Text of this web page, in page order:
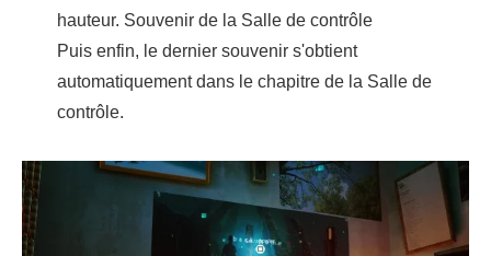
hauteur. Souvenir de la Salle de contrôle
Puis enfin, le dernier souvenir s'obtient
automatiquement dans le chapitre de la Salle de
contrôle.